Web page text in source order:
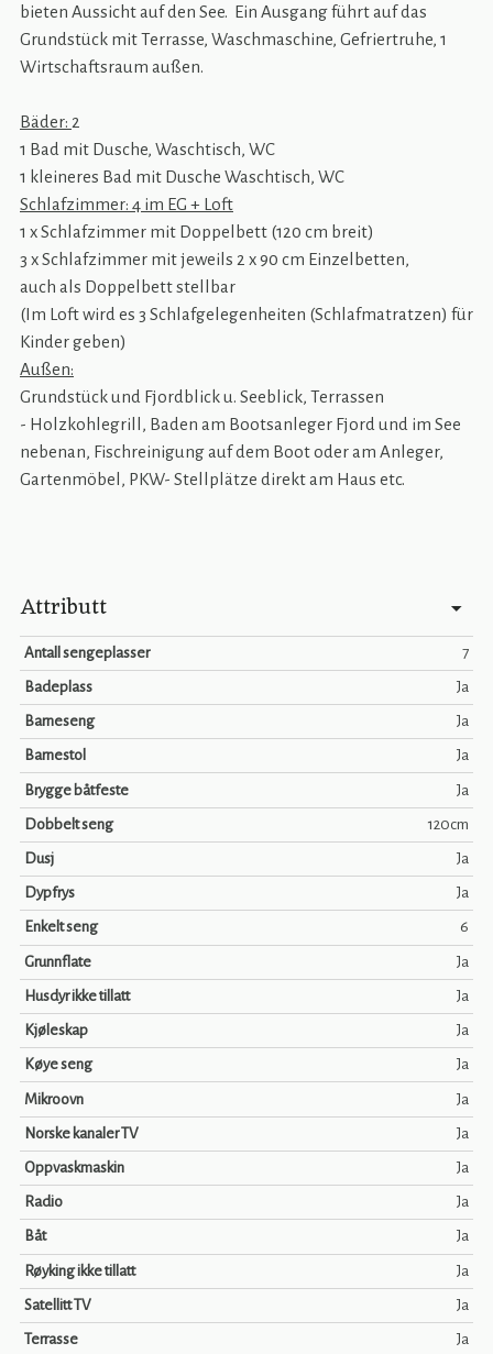
bieten Aussicht auf den See. Ein Ausgang führt auf das
Grundstück mit Terrasse, Waschmaschine, Gefriertruhe, 1
Wirtschaftsraum außen.
Bäder: 2
1 Bad mit Dusche, Waschtisch, WC
1 kleineres Bad mit Dusche Waschtisch, WC
Schlafzimmer: 4 im EG + Loft
1 x Schlafzimmer mit Doppelbett (120 cm breit)
3 x Schlafzimmer mit jeweils 2 x 90 cm Einzelbetten,
auch als Doppelbett stellbar
(Im Loft wird es 3 Schlafgelegenheiten (Schlafmatratzen) für
Kinder geben)
Außen:
Grundstück und Fjordblick u. Seeblick, Terrassen
- Holzkohlegrill, Baden am Bootsanleger Fjord und im See
nebenan, Fischreinigung auf dem Boot oder am Anleger,
Gartenmöbel, PKW- Stellplätze direkt am Haus etc.
Attributt
Antall sengeplasser 7
Badeplass Ja
Barneseng Ja
Barnestol Ja
Brygge båtfeste Ja
Dobbelt seng 120cm
Dusj Ja
Dypfrys Ja
Enkelt seng 6
Grunnflate Ja
Husdyr ikke tillatt Ja
Kjøleskap Ja
Køye seng Ja
Mikroovn Ja
Norske kanaler TV Ja
Oppvaskmaskin Ja
Radio Ja
Båt Ja
Røyking ikke tillatt Ja
Satellitt TV Ja
Terrasse Ja